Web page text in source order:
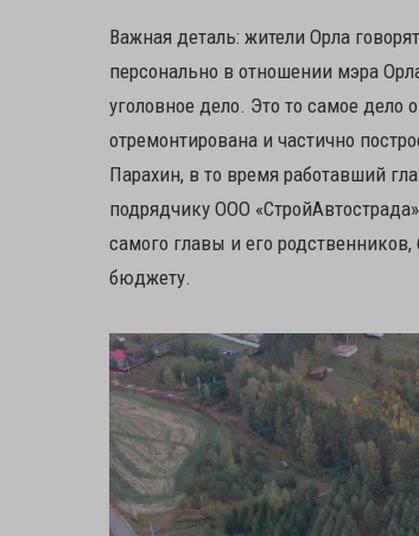
Важная деталь: жители Орла
персонально в отношении мэра
уголовное дело. Это то самое дело
отремонтирована и частично
Парахин, в то время работавший
подрядчику ООО
самого главы и его
бюджету.